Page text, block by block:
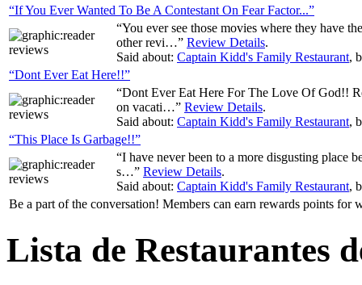
“If You Ever Wanted To Be A Contestant On Fear Factor...”
“You ever see those movies where they have
other revi…” Review Details.
Said about: Captain Kidd's Family Restaurant,
“Dont Ever Eat Here!!”
“Dont Ever Eat Here For The Love Of God!!
on vacati…” Review Details.
Said about: Captain Kidd's Family Restaurant,
“This Place Is Garbage!!”
“I have never been to a more disgusting place
s…” Review Details.
Said about: Captain Kidd's Family Restaurant,
Be a part of the conversation! Members can earn rewards points
Lista de Restaurantes